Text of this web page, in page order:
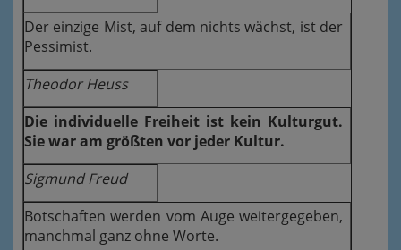
Der einzige Mist, auf dem nichts wächst, ist der
Pessimist.
Theodor Heuss
Die individuelle Freiheit ist kein Kulturgut.
Sie war am größten vor jeder Kultur.
Sigmund Freud
Botschaften werden vom Auge weitergegeben,
manchmal ganz ohne Worte.